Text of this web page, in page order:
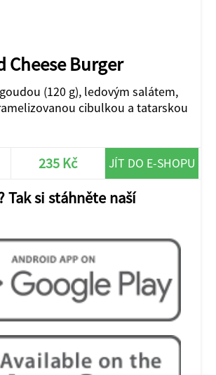
Cheese Burger
(120 g), ledovým salátem,
cibulkou a tatarskou
235 Kč JÍT DO E-SHOPU
Tak si stáhněte naší